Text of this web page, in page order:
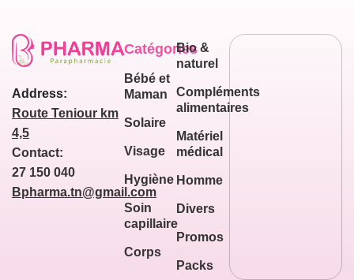
Address:
Route Teniour km
4,5
Contact:
27 150 040
Bpharma.tn@gmail.com
Catégories
Bébé et
Maman
Solaire
Visage
Hygiène
Soin
capillaire
Corps
Bio &
naturel
Compléments
alimentaires
Matériel
médical
Homme
Divers
Promos
Packs